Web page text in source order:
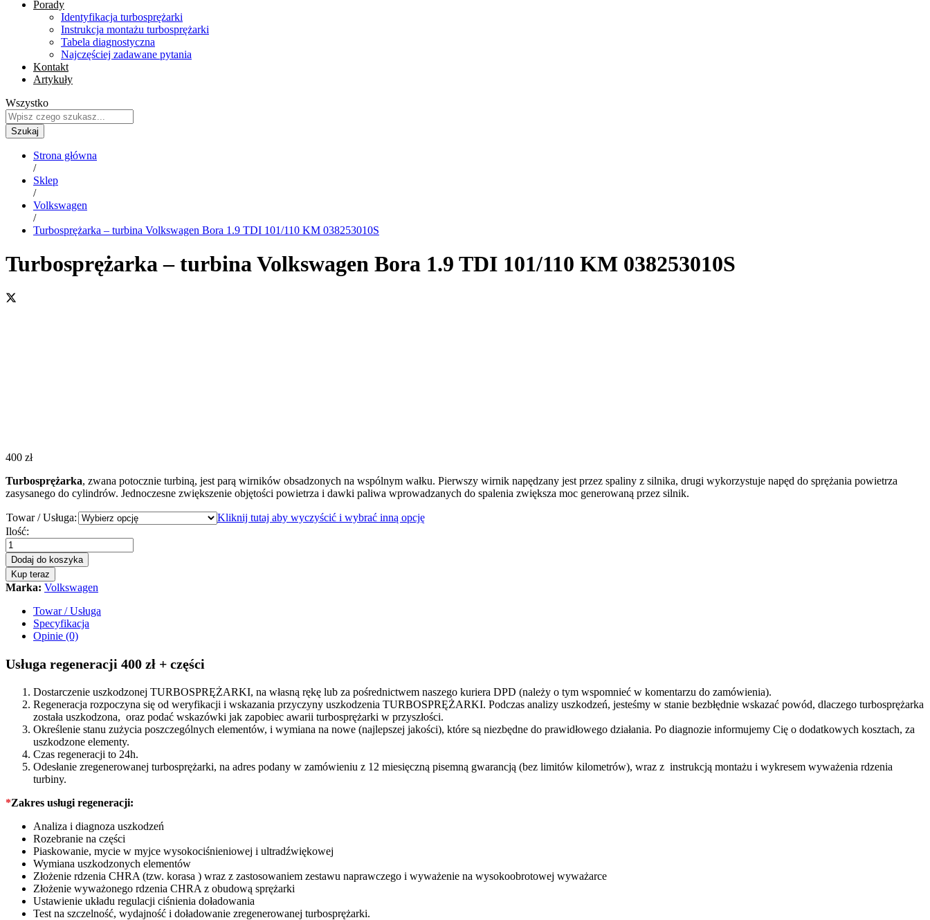
Porady
Identyfikacja turbosprężarki
Instrukcja montażu turbosprężarki
Tabela diagnostyczna
Najczęściej zadawane pytania
Kontakt
Artykuły
Wszystko
Szukaj
Strona główna
/
Sklep
/
Volkswagen
/
Turbosprężarka – turbina Volkswagen Bora 1.9 TDI 101/110 KM 038253010S
Turbosprężarka – turbina Volkswagen Bora 1.9 TDI 101/110 KM 038253010S
400 zł
Turbosprężarka, zwana potocznie turbiną, jest parą wirników obsadzonych na wspólnym wałku. Pierwszy wirnik napędzany jest przez spaliny z silnika, drugi wykorzystuje napęd do sprężania powietrza
zasysanego do cylindrów. Jednoczesne zwiększenie objętości powietrza i dawki paliwa wprowadzanych do spalenia zwiększa moc generowaną przez silnik.
Towar / Usługa:
Kliknij tutaj aby wyczyścić i wybrać inną opcję
Turbosprężarka
–
turbina
Volkswagen
Bora
1.9
101/110
038253010S
Ilość:
Dodaj do koszyka
Kup teraz
Marka: Volkswagen
Towar / Usługa
Specyfikacja
Opinie (0)
Usługa regeneracji 400 zł + części
Dostarczenie uszkodzonej TURBOSPRĘŻARKI, na własną rękę lub za pośrednictwem naszego kuriera DPD (należy o tym wspomnieć w komentarzu do zamówienia).
Regeneracja rozpoczyna się od weryfikacji i wskazania przyczyny uszkodzenia TURBOSPRĘŻARKI. Podczas analizy uszkodzeń, jesteśmy w stanie bezbłędnie wskazać powód, dlaczego turbosprężarka
została uszkodzona, oraz podać wskazówki jak zapobiec awarii turbosprężarki w przyszłości.
Określenie stanu zużycia poszczególnych elementów, i wymiana na nowe (najlepszej jakości), które są niezbędne do prawidłowego działania. Po diagnozie informujemy Cię o dodatkowych kosztach, za
uszkodzone elementy.
Czas regeneracji to 24h.
Odesłanie zregenerowanej turbosprężarki, na adres podany w zamówieniu z 12 miesięczną pisemną gwarancją (bez limitów kilometrów), wraz z instrukcją montażu i wykresem wyważenia rdzenia
turbiny.
*Zakres usługi regeneracji:
Analiza i diagnoza uszkodzeń
Rozebranie na części
Piaskowanie, mycie w myjce wysokociśnieniowej i ultradźwiękowej
Wymiana uszkodzonych elementów
Złożenie rdzenia CHRA (tzw. korasa ) wraz z zastosowaniem zestawu naprawczego i wyważenie na wysokoobrotowej wyważarce
Złożenie wyważonego rdzenia CHRA z obudową sprężarki
Ustawienie układu regulacji ciśnienia doładowania
Test na szczelność, wydajność i doładowanie zregenerowanej turbosprężarki.